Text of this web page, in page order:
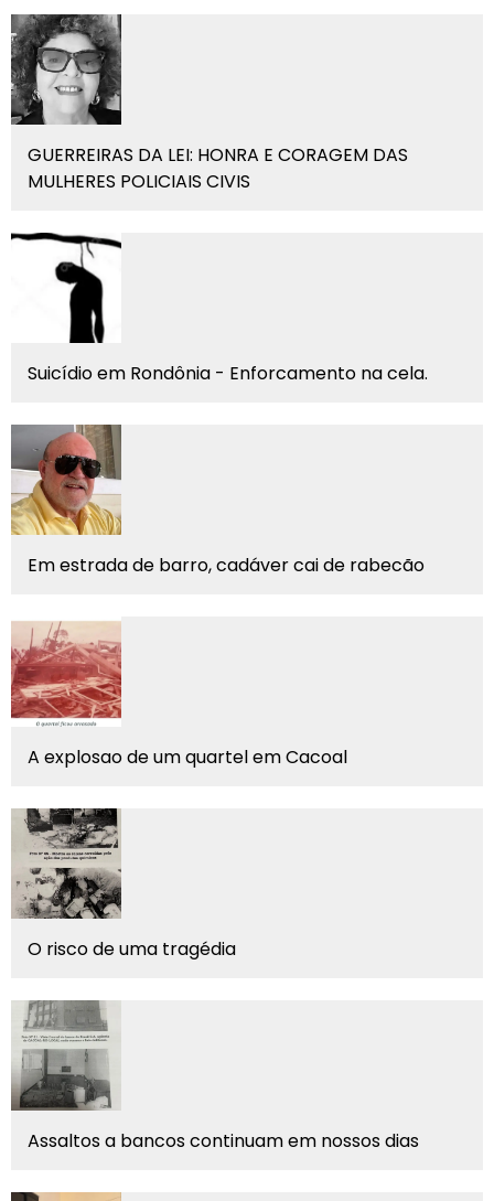
GUERREIRAS DA LEI: HONRA E CORAGEM DAS
MULHERES POLICIAIS CIVIS
Suicídio em Rondônia - Enforcamento na cela.
Em estrada de barro, cadáver cai de rabecão
A explosao de um quartel em Cacoal
O risco de uma tragédia
Assaltos a bancos continuam em nossos dias